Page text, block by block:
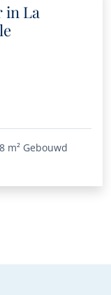
in La
m² Gebouwd